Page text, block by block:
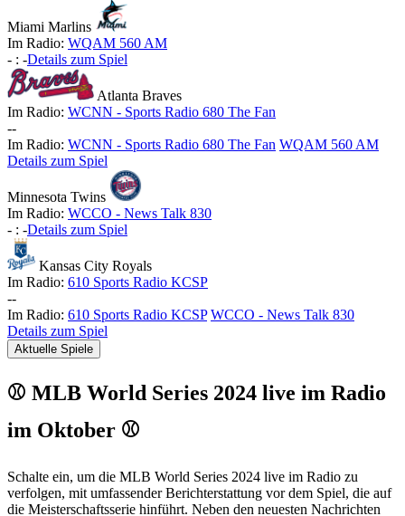
Miami Marlins
Im Radio: WQAM 560 AM
- : -Details zum Spiel
Atlanta Braves
Im Radio: WCNN - Sports Radio 680 The Fan
--
Im Radio: WCNN - Sports Radio 680 The Fan WQAM 560 AM
Details zum Spiel
Minnesota Twins
Im Radio: WCCO - News Talk 830
- : -Details zum Spiel
Kansas City Royals
Im Radio: 610 Sports Radio KCSP
--
Im Radio: 610 Sports Radio KCSP WCCO - News Talk 830
Details zum Spiel
Aktuelle Spiele
⚾ MLB World Series 2024 live im Radio
im Oktober ⚾
Schalte ein, um die MLB World Series 2024 live im Radio zu
verfolgen, mit umfassender Berichterstattung vor dem Spiel, die auf
die Meisterschaftsserie hinführt. Neben den neuesten Nachrichten